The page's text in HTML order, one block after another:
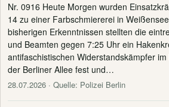
Nr. 0916 Heute Morgen wurden
14 zu einer Farbschmiererei in
bisherigen Erkenntnissen stellten die
und Beamten gegen 7:25 Uhr ein
antifaschistischen Widerstandskämpfer
der Berliner Allee fest und…
28.07.2026 · Quelle: Polizei Berlin